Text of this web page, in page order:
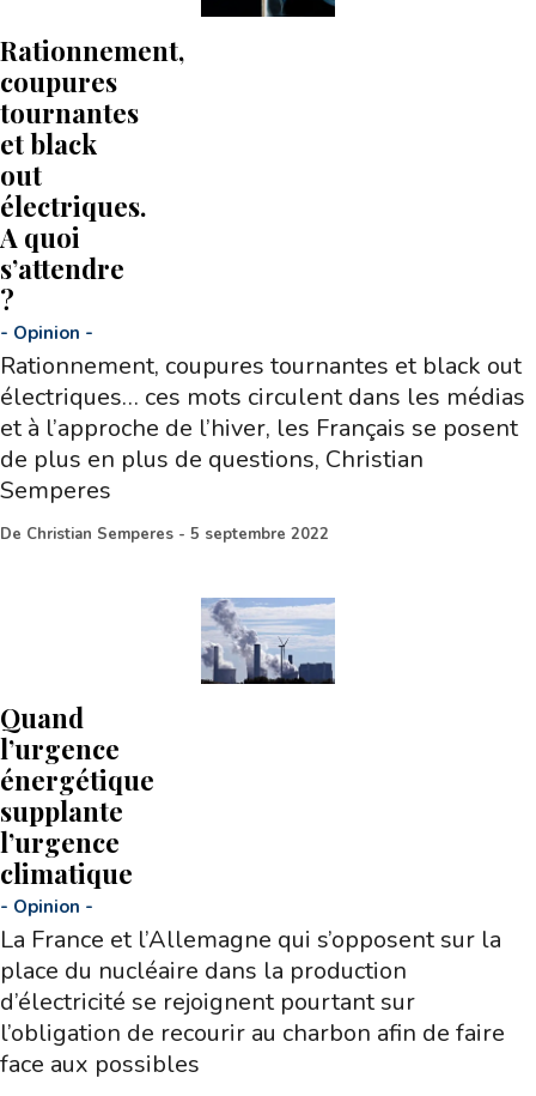
Rationnement,
coupures
tournantes
et black
out
électriques.
A quoi
s’attendre
?
- Opinion -
Rationnement, coupures tournantes et black out
électriques… ces mots circulent dans les médias
et à l’approche de l’hiver, les Français se posent
de plus en plus de questions, Christian
Semperes
De Christian Semperes - 5 septembre 2022
Quand
l’urgence
énergétique
supplante
l’urgence
climatique
- Opinion -
La France et l’Allemagne qui s’opposent sur la
place du nucléaire dans la production
d’électricité se rejoignent pourtant sur
l’obligation de recourir au charbon afin de faire
face aux possibles